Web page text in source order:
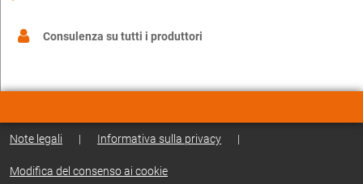
Consulenza su tutti i produttori
Note legali | Informativa sulla privacy |
Modifica del consenso ai cookie